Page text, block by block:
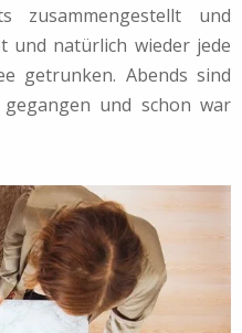
zusammengestellt und
natürlich wieder jede
getrunken. Abends sind
und schon war